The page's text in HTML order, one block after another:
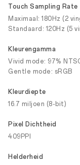
Touch Sampling Rate
Maximaal: 180Hz (2
Standaard: 120Hz (5
Kleurengamma
Vivid mode: 97%
Gentle mode: sRGB
Kleurdiepte
16.7 miljoen (8-bit)
Pixel Dichtheid
409PPI
Helderheid